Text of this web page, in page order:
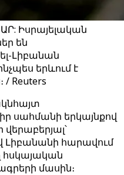
Իսրայելական
են
Լիբանան
երևում է
/ Reuters
սահմանի երկայնքով
հարավում
հսկայական
մասին։